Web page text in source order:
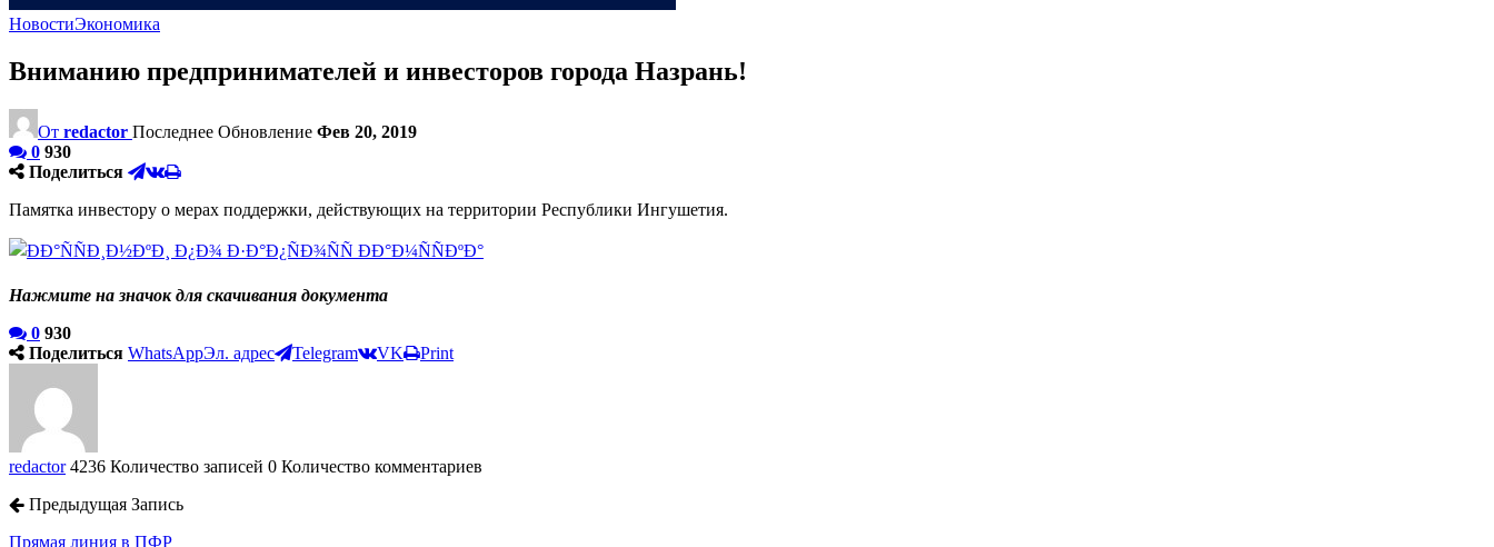
НовостиЭкономика
Вниманию предпринимателей и инвесторов города Назрань!
От redactor Последнее Обновление Фев 20, 2019
0 930
Поделиться
Памятка инвестору о мерах поддержки, действующих на территории Республики Ингушетия.
Нажмите на значок для скачивания документа
0 930
Поделиться WhatsAppЭл. адрес Telegram VK Print
redactor 4236 Количество записей 0 Количество комментариев
Предыдущая Запись
Прямая линия в ПФР